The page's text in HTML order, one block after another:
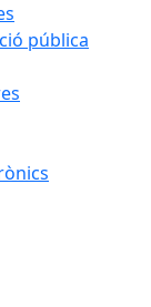
pública